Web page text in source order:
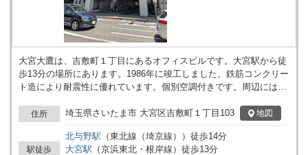
大宮大鷹は、吉敷町１丁目にあるオフィスビルです。大宮駅から徒
歩13分の場所にあります。1986年に竣工しました。鉄筋コンクリー
ト造により耐震性に優れています。個別空調付きです。周辺にはセ
フィスビルやマンションが立ち並び、大きな通りに面しているた
め、利便性のあるエリアです。
住所 埼玉県さいたま市 大宮区吉敷町１丁目103 地図
駅徒歩
北与野駅 （東北線（埼京線） ） 徒歩14分
大宮駅 （京浜東北・根岸線 ） 徒歩13分